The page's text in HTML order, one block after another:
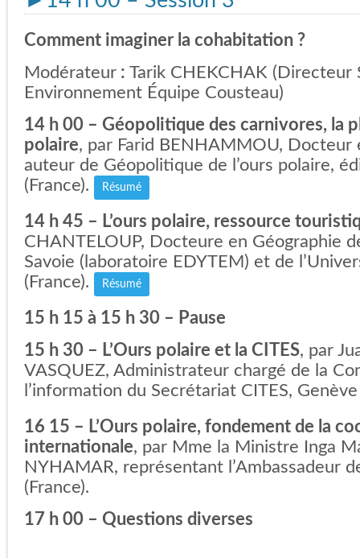
Comment imaginer la cohabitation ?
Modérateur : Tarik CHEKCHAK (Directeur
Environnement Équipe Cousteau)
14 h 00 – Géopolitique des carnivores, la
polaire, par Farid BENHAMMOU, Docteur
auteur de Géopolitique de l’ours polaire,
(France).
Résumé
14 h 45 – L’ours polaire, ressource
CHANTELOUP, Docteure en Géographie
Savoie (laboratoire EDYTEM) et de
(France).
Résumé
15 h 15 à 15 h 30 – Pause
15 h 30 – L’Ours polaire et la CITES, par
VASQUEZ, Administrateur chargé de la
l’information du Secrétariat CITES,
16 15 – L’Ours polaire, fondement de la
internationale, par Mme la Ministre Inga
NYHAMAR, représentant l’Ambassadeur
(France).
17 h 00 – Questions diverses